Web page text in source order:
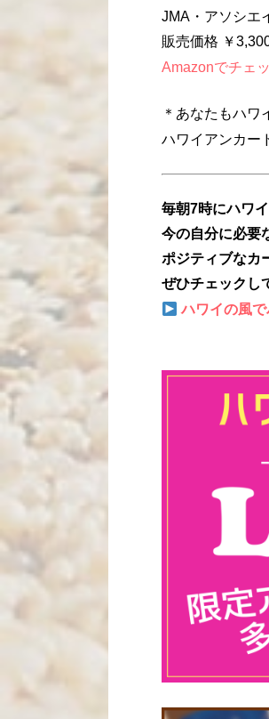
JMA・アソシエ
販売価格 ￥
Amazonでチェ
＊あなたもハ
ハワイアンカー
毎朝7時にハワ
今の自分に必要
ポジティブなカ
ぜひチェックし
ハワイの風